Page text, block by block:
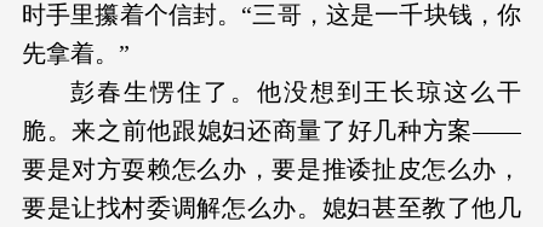
时手里攥着个信封。“三哥，这是一千块钱，你
先拿着。”
彭春生愣住了。他没想到王长琼这么干
脆。来之前他跟媳妇还商量了好几种方案——
要是对方耍赖怎么办，要是推诿扯皮怎么办，
要是让找村委调解怎么办。媳妇甚至教了他几